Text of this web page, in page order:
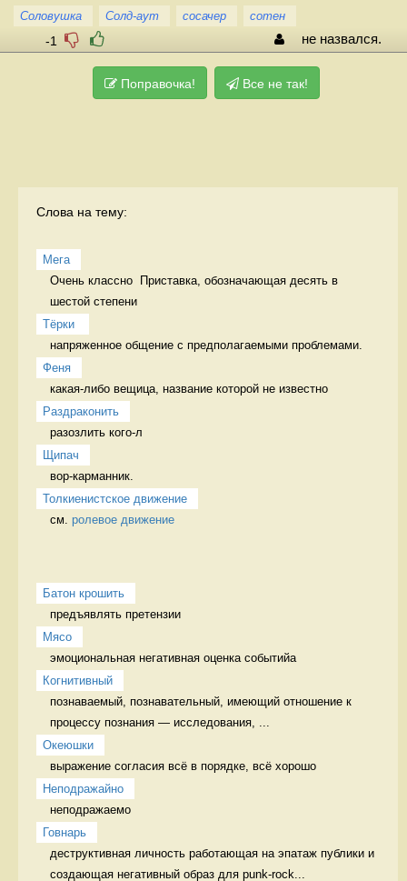
Соловушка
Солд-аут сосачер сотен
-1 не назвался.
Поправочка! Все не так!
Слова на тему:
Мега
Очень классно  Приставка, обозначающая десять в
шестой степени
Тёрки
напряженное общение с предполагаемыми проблемами.
Феня
какая-либо вещица, название которой не известно
Раздраконить
разозлить кого-л
Щипач
вор-карманник.
Толкиенистское движение
см. ролевое движение
Батон крошить
предъявлять претензии
Мясо
эмоциональная негативная оценка событийа
Когнитивный
познаваемый, познавательный, имеющий отношение к
процессу познания — исследования, ...
Океюшки
выражение согласия всё в порядке, всё хорошо
Неподражайно
неподражаемо
Говнарь
деструктивная личность работающая на эпатаж публики и
создающая негативный образ для punk-rock...